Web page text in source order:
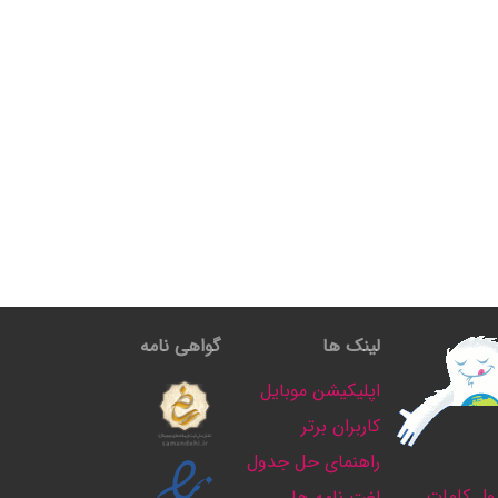
لینک ها
اپلیکیشن موبایل
کاربران برتر
راهنمای حل جدول
گواهی نامه